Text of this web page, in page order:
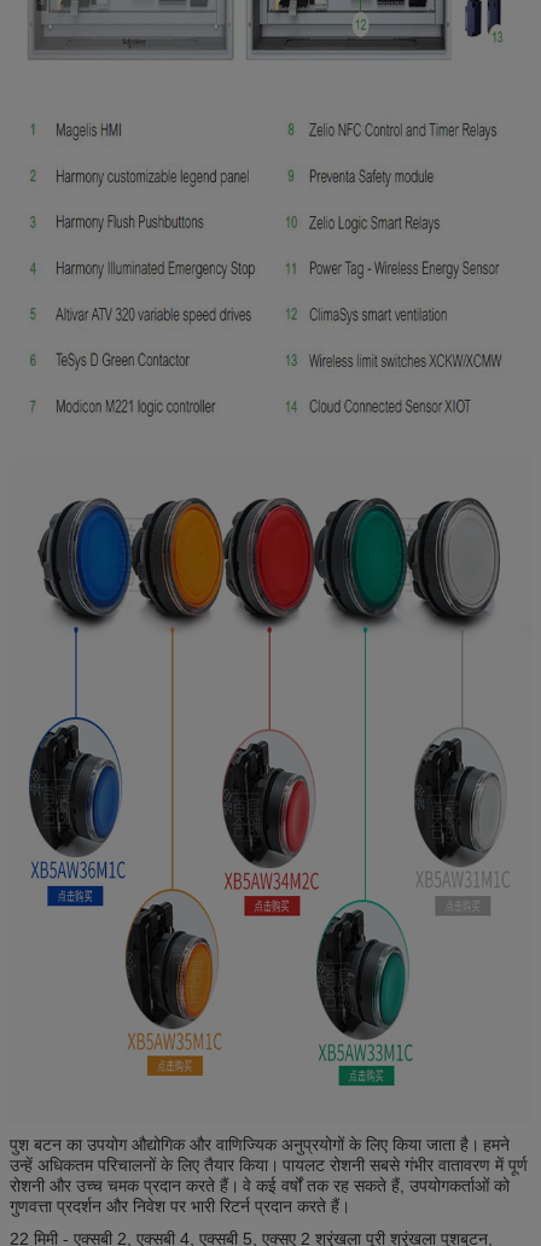
पुश बटन का उपयोग औद्योगिक और वाणिज्यिक अनुप्रयोगों के लिए किया जाता है। हमने
उन्हें अधिकतम परिचालनों के लिए तैयार किया। पायलट रोशनी सबसे गंभीर वातावरण में पूर्ण
रोशनी और उच्च चमक प्रदान करते हैं। वे कई वर्षों तक रह सकते हैं, उपयोगकर्ताओं को
गुणवत्ता प्रदर्शन और निवेश पर भारी रिटर्न प्रदान करते हैं।
22 मिमी - एक्सबी 2, एक्सबी 4, एक्सबी 5, एक्सए 2 श्रृंखला पूरी श्रृंखला पुशबुटन,